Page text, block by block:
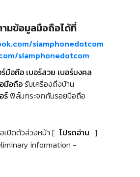
มข้อมูลมือถือได้ที่
siamphonedotcom
siamphonedotcom
มือถือ เบอร์สวย เบอร์มงคล
มือถือรับเครื่องถึงบ้าน
ร์ฟิล์มกระจกกันรอยมือถือ
ปิดตัวล่วงหน้า [ โปรดอ่าน ]
information -